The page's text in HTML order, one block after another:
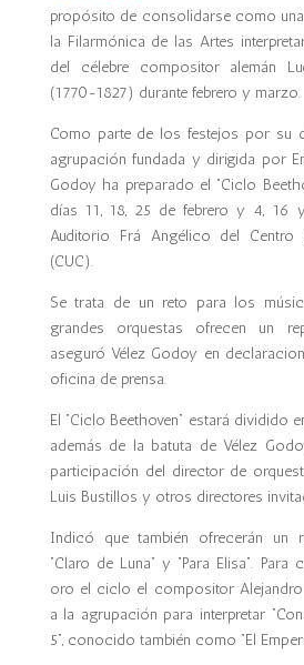
propósito de consolidarse como
la Filarmónica de las Artes
del célebre compositor alemán
(1770-1827) durante febrero y marzo.
Como parte de los festejos por su
agrupación fundada y dirigida por
Godoy ha preparado el “Ciclo
días 11, 18, 25 de febrero y 4, 16
Auditorio Frá Angélico del Centro
(CUC).
Se trata de un reto para los
grandes orquestas ofrecen un
aseguró Vélez Godoy en
oficina de prensa.
El “Ciclo Beethoven” estará dividido
además de la batuta de Vélez
participación del director de
Luis Bustillos y otros directores
Indicó que también ofrecerán un
“Claro de Luna” y “Para Elisa”.
oro el ciclo el compositor Alejandro
a la agrupación para interpretar
5”, conocido también como “El